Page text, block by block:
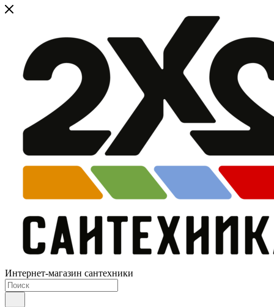
Интернет-магазин сантехники